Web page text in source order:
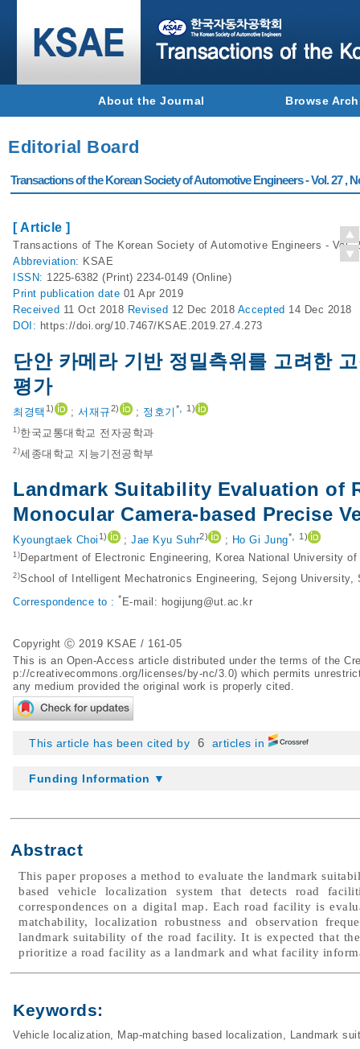
About the Journal Browse
Editorial Board
Transactions of the Korean Society of Automotive Engineers - Vol. 27 ,
[ Article ]
Transactions of The Korean Society of Automotive Engineers - Vol.
Abbreviation: KSAE
ISSN: 1225-6382 (Print) 2234-0149 (Online)
Print publication date 01 Apr 2019
Received 11 Oct 2018 Revised 12 Dec 2018 Accepted 14 Dec 2018
DOI: https://doi.org/10.7467/KSAE.2019.27.4.273
단안 카메라 기반 정밀측위를 고려한
평가
최경택 1) ; 서재규2) ; 정호기 *, 1)
1)한국교통대학교 전자공학과
2)세종대학교 지능기전공학부
Landmark Suitability Evaluation of
Monocular Camera-based Precise
Kyoungtaek Choi 1) ; Jae Kyu Suhr2) ; Ho Gi Jung*, 1)
1) Department of Electronic Engineering, Korea National University
2)School of Intelligent Mechatronics Engineering, Sejong University,
Correspondence to : * E-mail: hogijung@ut.ac.kr
Copyright Ⓒ 2019 KSAE / 161-05
This is an Open-Access article distributed under the terms of the
p://creativecommons.org/licenses/by-nc/3.0) which permits
any medium provided the original work is properly cited.
This article has been cited by 6 articles in
Funding Information ▼
Abstract
This paper proposes a method to evaluate the landmark
based vehicle localization system that detects road
correspondences on a digital map. Each road facility is
matchability, localization robustness and observation
landmark suitability of the road facility. It is expected that
prioritize a road facility as a landmark and what facility
Keywords:
Vehicle localization, Map-matching based localization, Landmark